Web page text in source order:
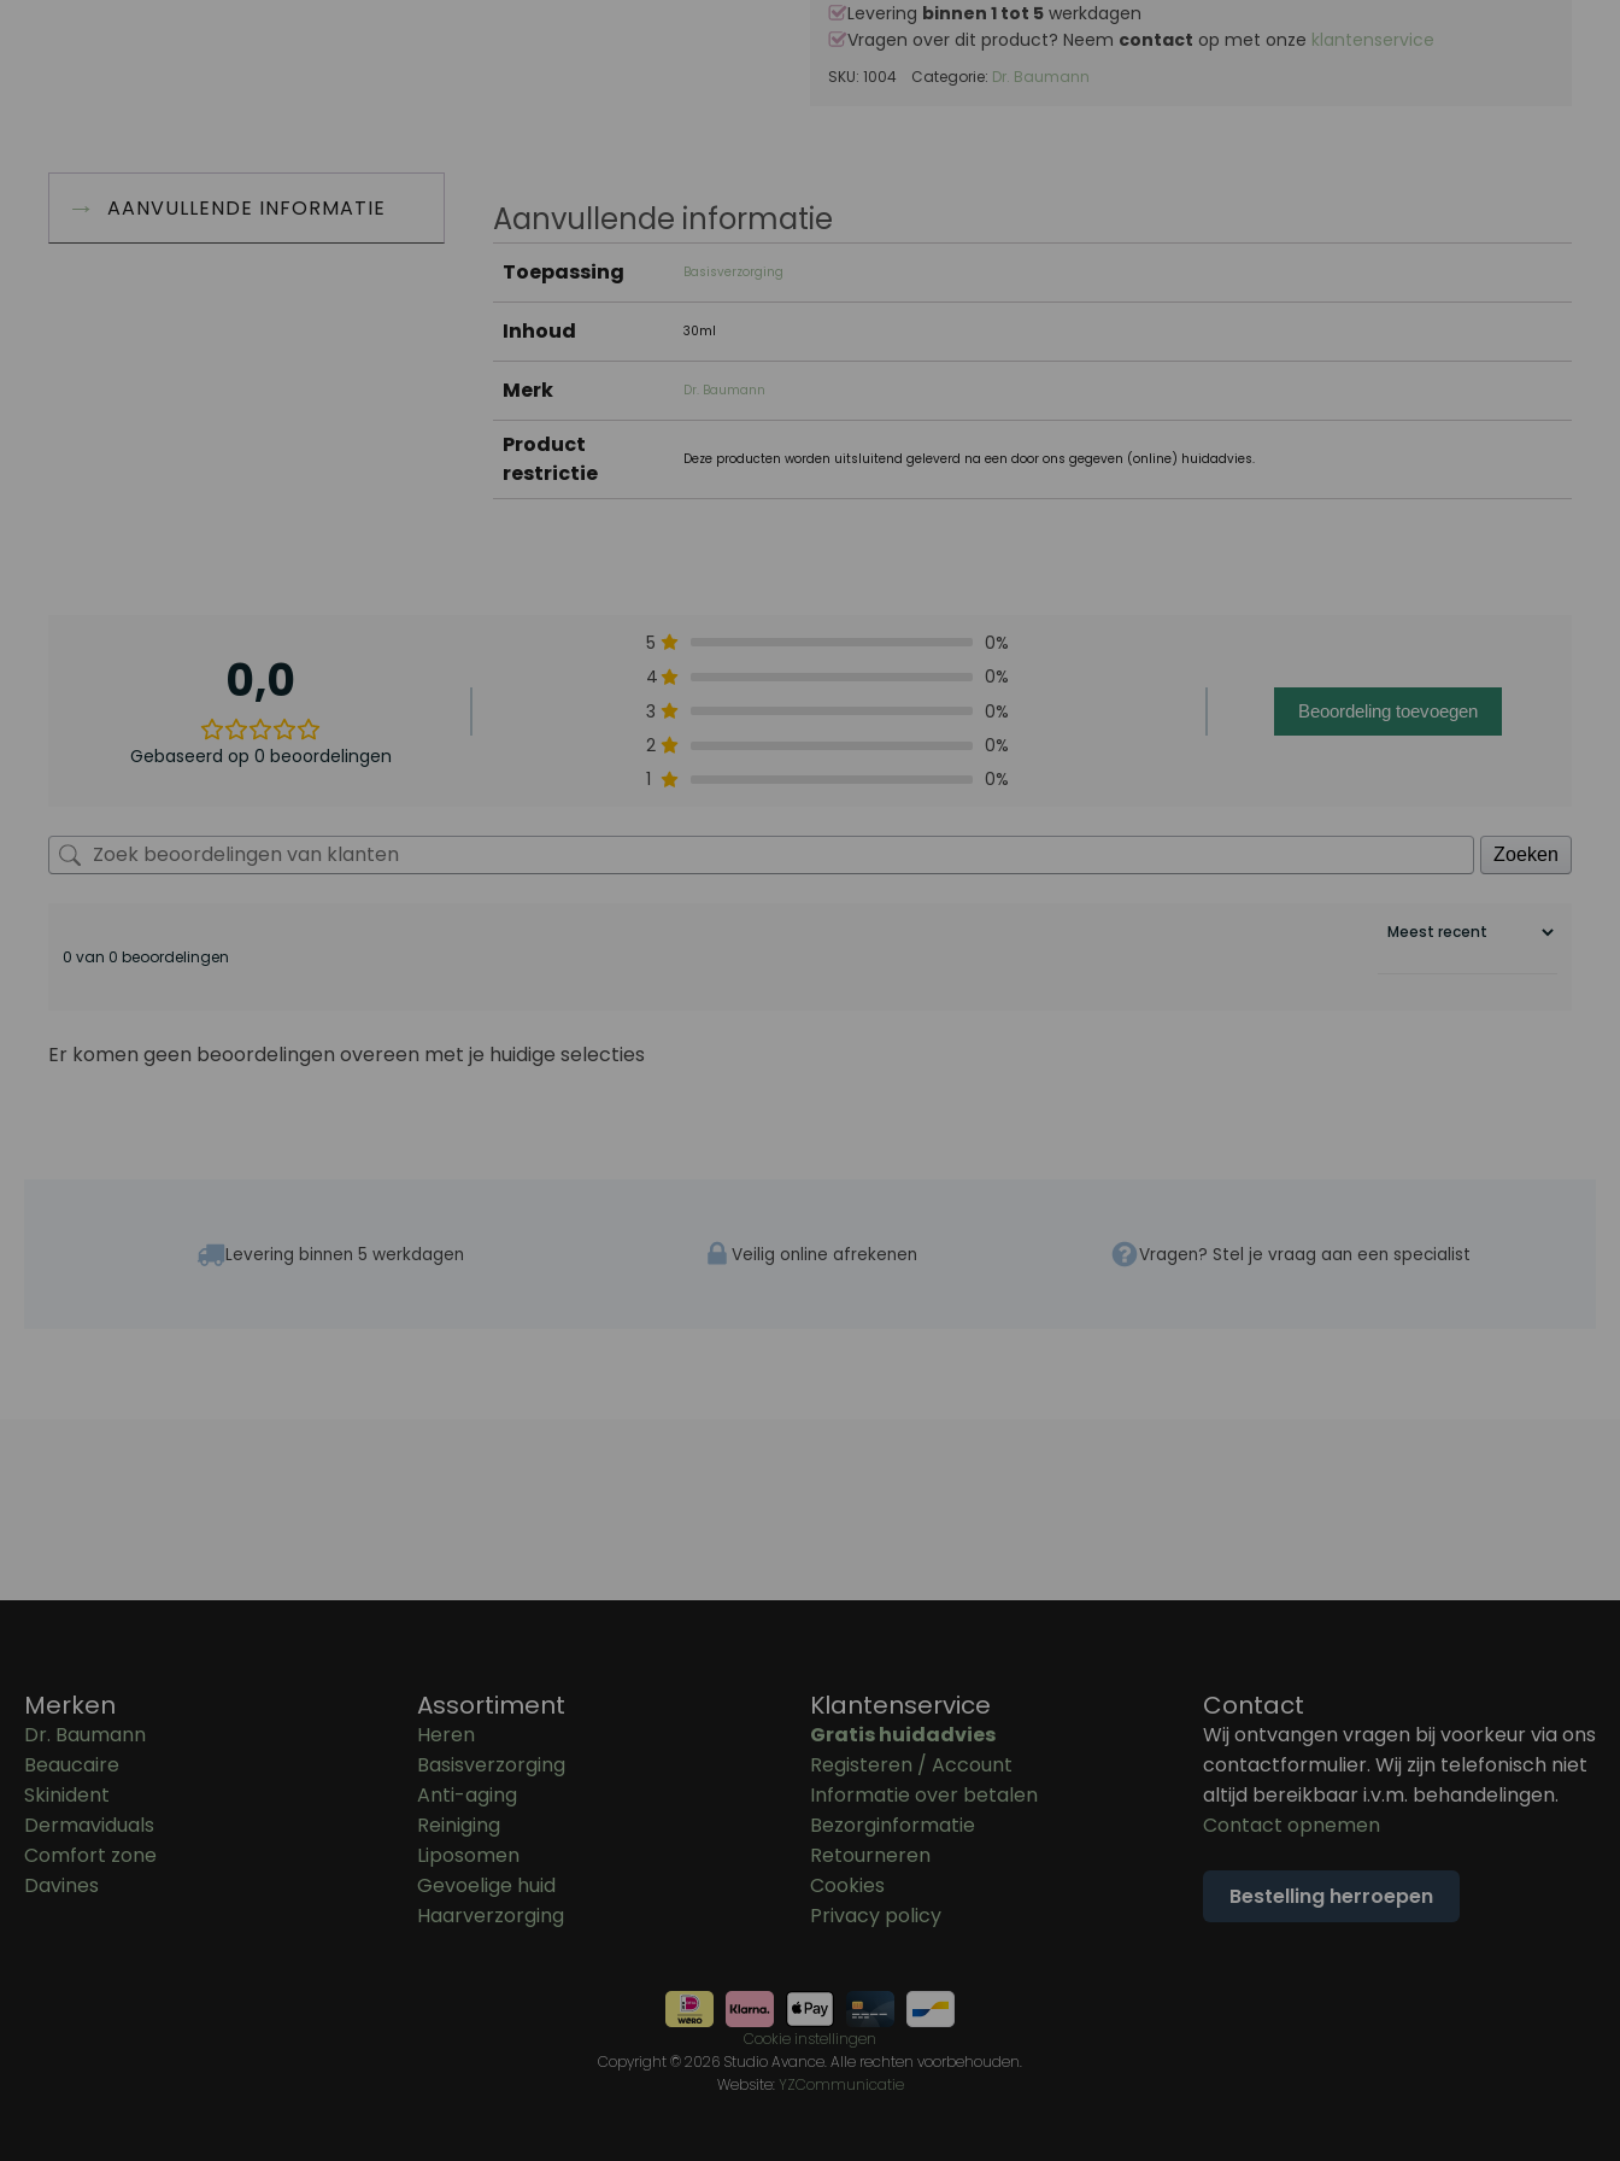
Levering binnen 1 tot 5 werkdagen
Vragen over dit product? Neem contact op met onze klantenservice
SKU: 1004 Categorie: Dr. Baumann
AANVULLENDE INFORMATIE Aanvullende informatie
Toepassing Basisverzorging
Inhoud 30ml
Merk Dr. Baumann
Product
restrictie
Deze producten worden uitsluitend geleverd na een door ons gegeven (online) huidadvies.
0,0
Gebaseerd op 0 beoordelingen
5
0%
4
0%
3
0%
2
0%
1
0%
Beoordeling toevoegen
Zoeken
0 van 0 beoordelingen
Er komen geen beoordelingen overeen met je huidige selecties
Levering binnen 5 werkdagen Veilig online afrekenen Vragen? Stel je vraag aan een specialist
Merken
Dr. Baumann
Beaucaire
Skinident
Dermaviduals
Comfort zone
Davines
Assortiment
Heren
Basisverzorging
Anti-aging
Reiniging
Liposomen
Gevoelige huid
Haarverzorging
Klantenservice
Gratis huidadvies
Registeren / Account
Informatie over betalen
Bezorginformatie
Retourneren
Cookies
Privacy policy
Contact
Wij ontvangen vragen bij voorkeur via ons
contactformulier. Wij zijn telefonisch niet
altijd bereikbaar i.v.m. behandelingen.
Contact opnemen
Bestelling herroepen
Cookie instellingen
Copyright © 2026 Studio Avance. Alle rechten voorbehouden.
Website: YZCommunicatie